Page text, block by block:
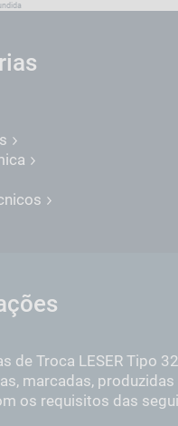
de Troca LESER Tipo
marcadas,
os requisitos das